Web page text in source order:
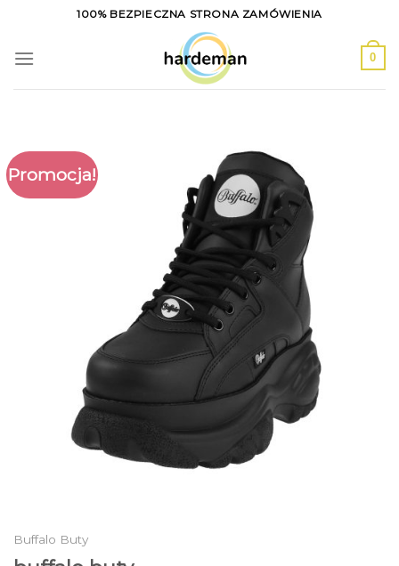
content
100% BEZPIECZNA STRONA ZAMÓWIENIA
0
Promocja!
Buffalo Buty